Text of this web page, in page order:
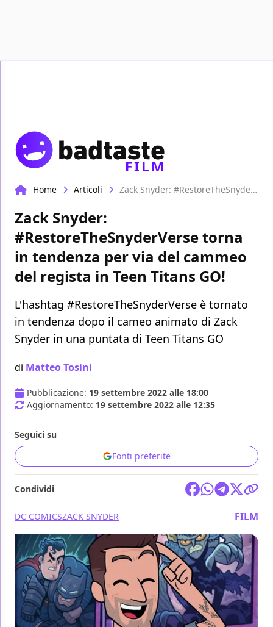
FILM
Home Articoli Zack Snyder: #RestoreTheSnyderVerse torna in tendenza per via del cammeo del regista in Teen Titans GO!
Zack Snyder:
#RestoreTheSnyderVerse torna
in tendenza per via del cammeo
del regista in Teen Titans GO!
L'hashtag #RestoreTheSnyderVerse è tornato
in tendenza dopo il cameo animato di Zack
Snyder in una puntata di Teen Titans GO
di Matteo Tosini
Pubblicazione: 19 settembre 2022 alle 18:00
Aggiornamento: 19 settembre 2022 alle 12:35
Seguici su
Fonti preferite
Condividi
DC COMICSZACK SNYDER FILM